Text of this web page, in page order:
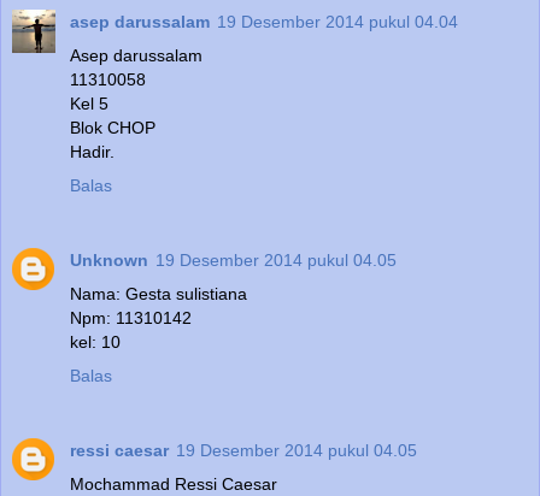
asep darussalam 19 Desember 2014 pukul 04.04
Asep darussalam
11310058
Kel 5
Blok CHOP
Hadir.
Balas
Unknown 19 Desember 2014 pukul 04.05
Nama: Gesta sulistiana
Npm: 11310142
kel: 10
Balas
ressi caesar 19 Desember 2014 pukul 04.05
Mochammad Ressi Caesar